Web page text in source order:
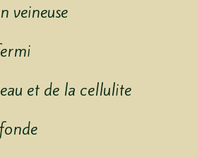
veineuse
et de la cellulite